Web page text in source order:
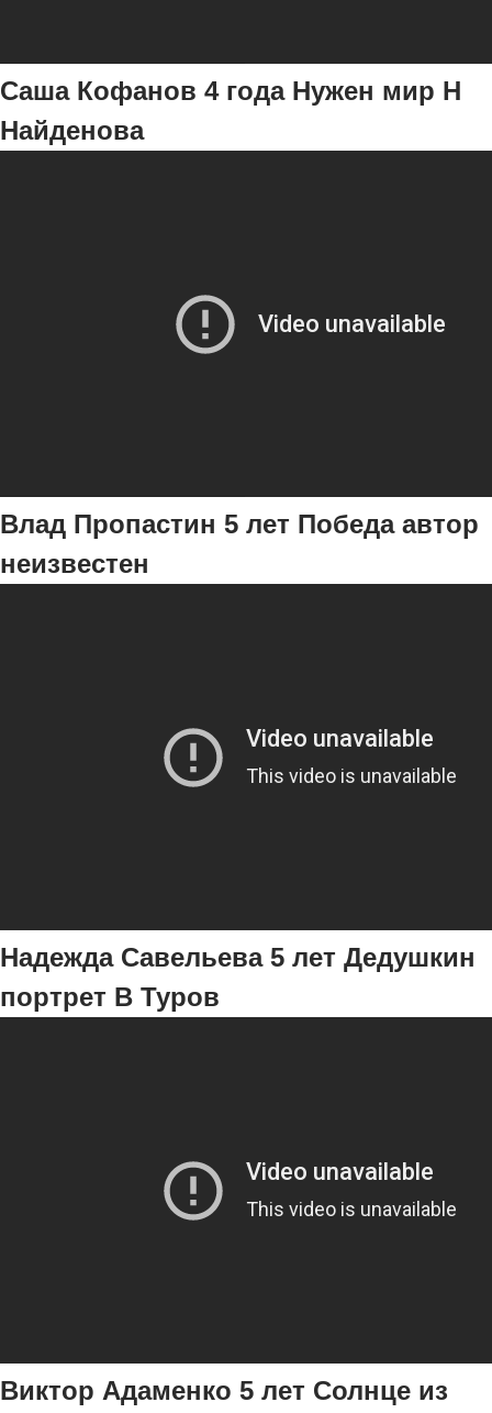
Саша Кофанов 4 года Нужен мир Н
Найденова
Влад Пропастин 5 лет Победа автор
неизвестен
Надежда Савельева 5 лет Дедушкин
портрет В Туров
Виктор Адаменко 5 лет Солнце из